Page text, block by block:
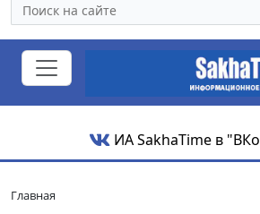
ИА SakhaTime в
Главная